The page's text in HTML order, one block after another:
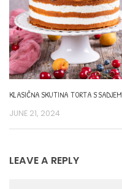
KLASIČNA SKUTINA TORTA S SADJEM
JUNE 21, 2024
LEAVE A REPLY